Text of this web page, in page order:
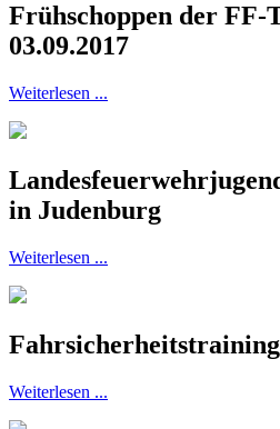
Frühschoppen der FF-
03.09.2017
Weiterlesen ...
in Judenburg
Weiterlesen ...
Weiterlesen ...